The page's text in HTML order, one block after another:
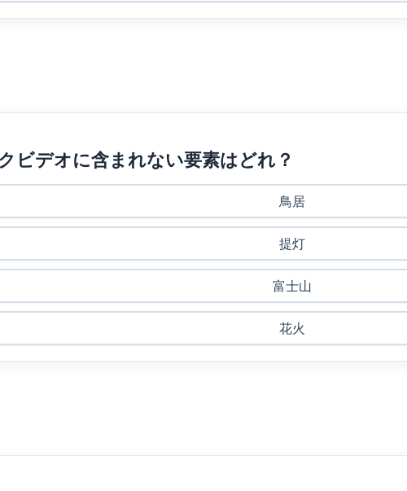
ビデオに含まれない要素はどれ？
鳥居
提灯
富士山
花火